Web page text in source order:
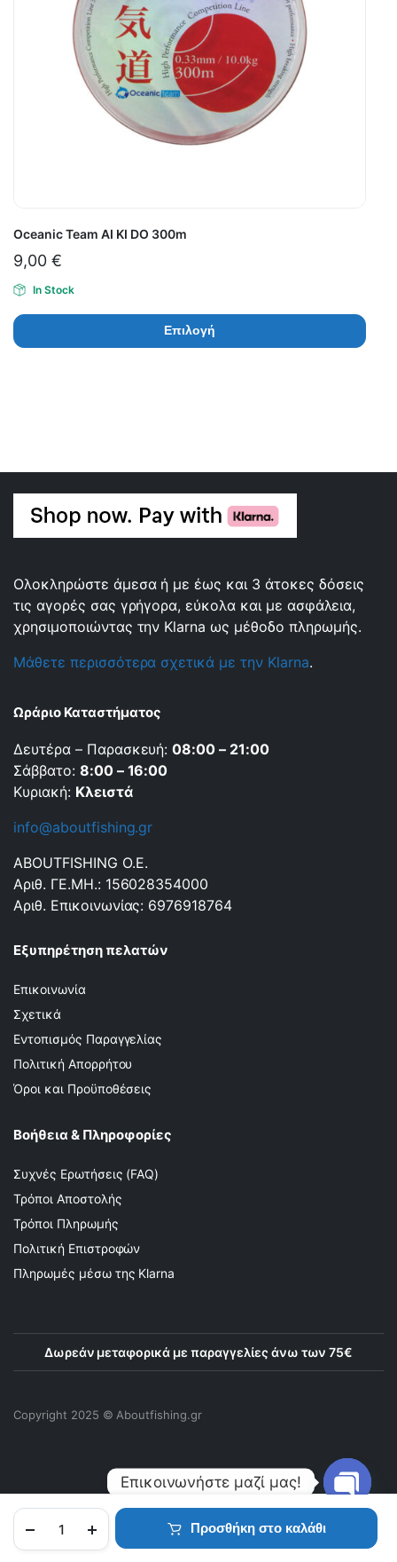
Προσθήκη στο καλάθι
Oceanic Team AI KI DO 300m
9,00 €
In Stock
Επιλογή
Ολοκληρώστε άμεσα ή με έως και 3 άτοκες δόσεις
τις αγορές σας γρήγορα, εύκολα και με ασφάλεια,
χρησιμοποιώντας την Klarna ως μέθοδο πληρωμής.
Μάθετε περισσότερα σχετικά με την Klarna.
Ωράριο Καταστήματος
Δευτέρα – Παρασκευή:08:00 – 21:00
Σάββατο: 8:00 – 16:00
Κυριακή: Κλειστά
info@aboutfishing.gr
ABOUTFISHING Ο.Ε.
Αριθ. ΓΕ.ΜΗ.: 156028354000
Αριθ. Επικοινωνίας: 6976918764
Εξυπηρέτηση πελατών
Επικοινωνία
Σχετικά
Εντοπισμός Παραγγελίας
Πολιτική Απορρήτου
Όροι και Προϋποθέσεις
Βοήθεια & Πληροφορίες
Συχνές Ερωτήσεις (FAQ)
Τρόποι Αποστολής
Τρόποι Πληρωμής
Πολιτική Επιστροφών
Πληρωμές μέσω της Klarna
Δωρεάν μεταφορικά με παραγγελίες άνω των 75€
Copyright 2025 © Αboutfishing.gr
ΑΡΧΙΚΉ ΠΡΟΪΌΝΤΑ ΑΓΑΠΗΜΈΝΑ ΛΟΓΑΡΙΑΣΜΌΣ
Επικοινωνήστε μαζί μας!
chaty